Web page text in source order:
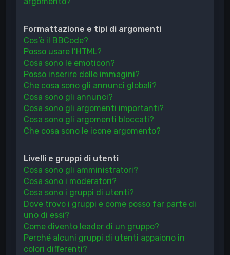
Formattazione e tipi di argomenti
Cos’è il BBCode?
Posso usare l’HTML?
Cosa sono le emoticon?
Posso inserire delle immagini?
Che cosa sono gli annunci globali?
Cosa sono gli annunci?
Cosa sono gli argomenti importanti?
Cosa sono gli argomenti bloccati?
Che cosa sono le icone argomento?
Livelli e gruppi di utenti
Cosa sono gli amministratori?
Cosa sono i moderatori?
Cosa sono i gruppi di utenti?
Dove trovo i gruppi e come posso far parte di
uno di essi?
Come divento leader di un gruppo?
Perché alcuni gruppi di utenti appaiono in
colori differenti?